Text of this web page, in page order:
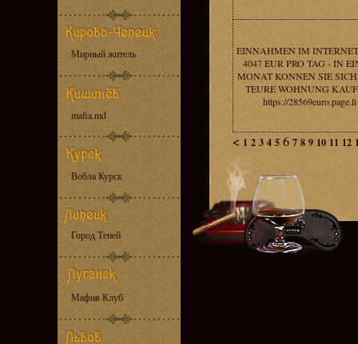
Мирный житель
mafia.md
Вобла Курск
Город Теней
Мафия Клуб
EINNAHMEN IM
4047 EUR PRO TAG - IN
MONAT KONNEN SIE
TEURE WOHNUNG
https://28569euro.page.li
< 1 2 3 4 5 6 7 8 9 10 11 12